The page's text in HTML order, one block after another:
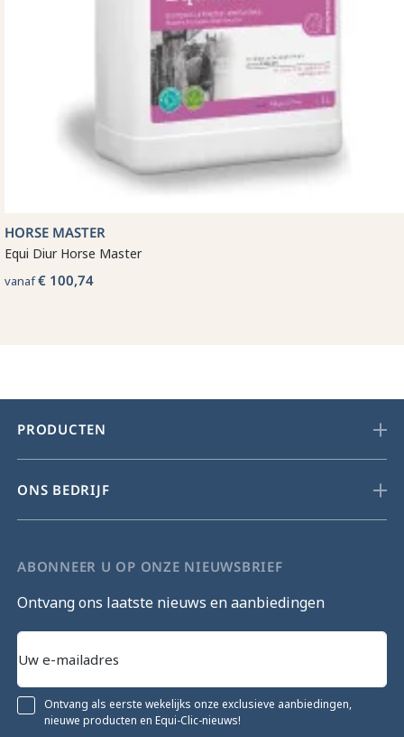
HORSE MASTER
Equi Diur Horse Master
vanaf€ 100,74
PRODUCTEN
ONS BEDRIJF
ABONNEER U OP ONZE NIEUWSBRIEF
Ontvang ons laatste nieuws en aanbiedingen
Ontvang als eerste wekelijks onze exclusieve aanbiedingen,
nieuwe producten en Equi-Clic-nieuws!